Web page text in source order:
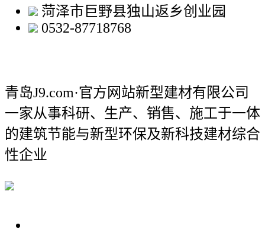
菏泽市巨野县独山返乡创业园
0532-87718768
青岛J9.com·官方网站新型建材有限公司
一家从事科研、生产、销售、施工于一体
的建筑节能与新型环保及新科技建材综合
性企业